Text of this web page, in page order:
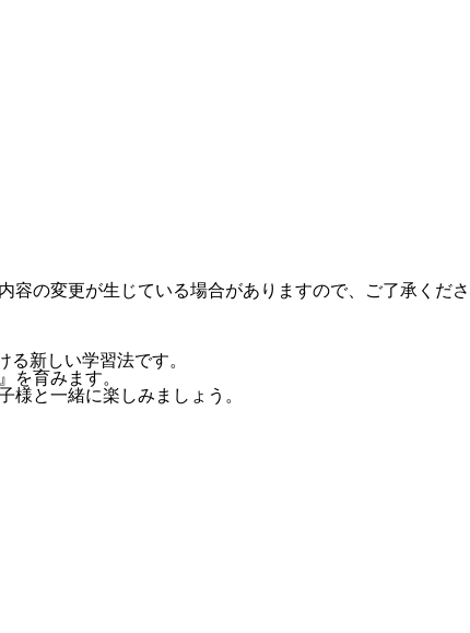
容の変更が生じている場合がありますので、ご了承くだ
新しい学習法です。
を育みます。
様と一緒に楽しみましょう。